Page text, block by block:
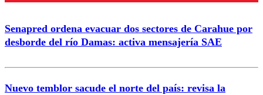
Correo
Senapred ordena evacuar dos sectores de Carahue por
desborde del río Damas: activa mensajería SAE
Nuevo temblor sacude el norte del país: revisa la